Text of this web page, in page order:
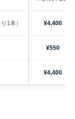
1本） ¥4,400
¥550
¥4,400